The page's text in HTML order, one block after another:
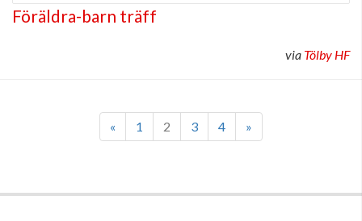
Föräldra-barn träff
via Tölby HF
« 1 2 3 4 »